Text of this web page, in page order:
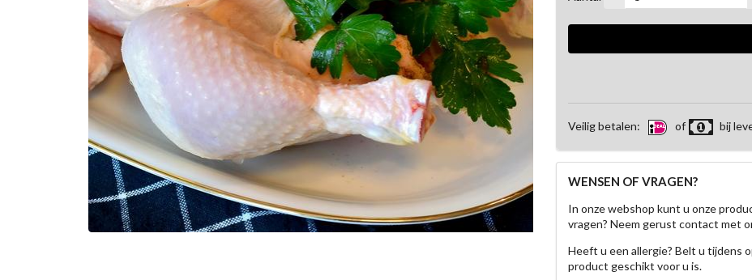
Veilig betalen: of bij
WENSEN OF VRAGEN?
In onze webshop kunt u onze
vragen? Neem gerust contact met
Heeft u een allergie? Belt u tijdens
product geschikt voor u is.